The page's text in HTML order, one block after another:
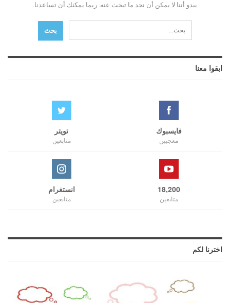
يبدو أننا لا يمكن أن نجد ما تبحث عنه. ربما يمكنك أن تساعدنا.
ابقوا معنا
فايسبوك
معجبين
تويتر
متابعين
18,200
متابعين
انستغرام
متابعين
اخترنا لكم